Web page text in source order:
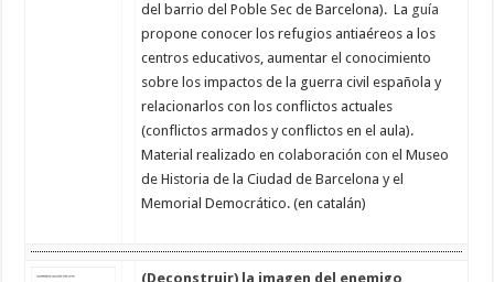
del barrio del Poble Sec de Barcelona). La guía
propone conocer los refugios antiaéreos a los
centros educativos, aumentar el conocimiento
sobre los impactos de la guerra civil española y
relacionarlos con los conflictos actuales
(conflictos armados y conflictos en el aula).
Material realizado en colaboración con el Museo
de Historia de la Ciudad de Barcelona y el
Memorial Democrático. (en catalán)
(Deconstruir) la imagen del enemigo